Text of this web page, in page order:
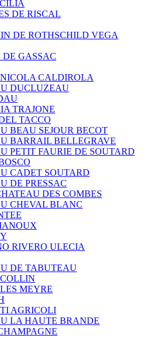
DE RISCAL
DE ROTHSCHILD VEGA
GASSAC
CALDIROLA
DUCLUZEAU
TRAJONE
TACCO
BEAU SEJOUR BECOT
BARRAIL BELLEGRAVE
PETIT FAURIE DE SOUTARD
CADET SOUTARD
DE PRESSAC
DES COMBES
CHEVAL BLANC
RIVERO ULECIA
DE TABUTEAU
MEYRE
AGRICOLI
LA HAUTE BRANDE